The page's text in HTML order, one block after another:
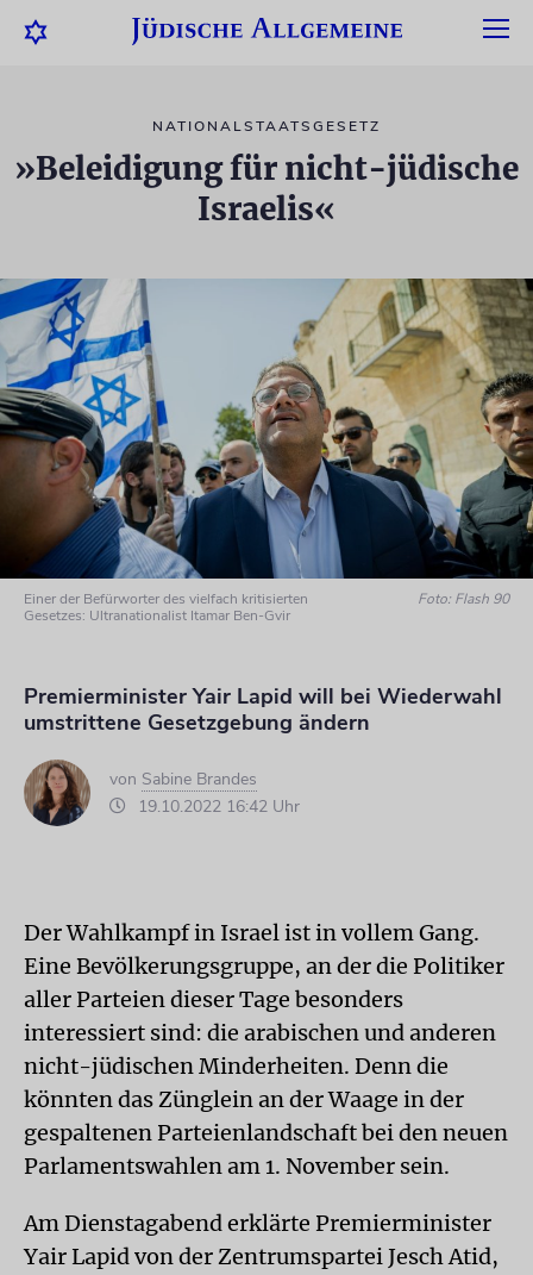
NATIONALSTAATSGESETZ
»Beleidigung für nicht-jüdische
Israelis«
Einer der Befürworter des vielfach kritisierten
Gesetzes: Ultranationalist Itamar Ben-Gvir
Foto: Flash 90
Premierminister Yair Lapid will bei Wiederwahl
umstrittene Gesetzgebung ändern
von Sabine Brandes
19.10.2022 16:42 Uhr
Der Wahlkampf in Israel ist in vollem Gang.
Eine Bevölkerungsgruppe, an der die Politiker
aller Parteien dieser Tage besonders
interessiert sind: die arabischen und anderen
nicht-jüdischen Minderheiten. Denn die
könnten das Zünglein an der Waage in der
gespaltenen Parteienlandschaft bei den neuen
Parlamentswahlen am 1. November sein.
Am Dienstagabend erklärte Premierminister
Yair Lapid von der Zentrumspartei Jesch Atid,